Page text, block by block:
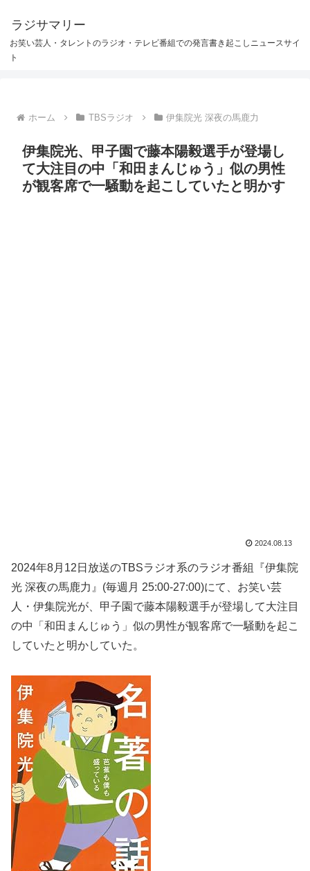
ラジサマリー
お笑い芸人・タレントのラジオ・テレビ番組での発言書き起こしニュースサイ
ト
ホーム TBSラジオ 伊集院光 深夜の馬鹿力
伊集院光、甲子園で藤本陽毅選手が登場し
て大注目の中「和田まんじゅう」似の男性
が観客席で一騒動を起こしていたと明かす
2024.08.13
2024年8月12日放送のTBSラジオ系のラジオ番組『伊集院
光 深夜の馬鹿力』(毎週月 25:00-27:00)にて、お笑い芸
人・伊集院光が、甲子園で藤本陽毅選手が登場して大注目
の中「和田まんじゅう」似の男性が観客席で一騒動を起こ
していたと明かしていた。